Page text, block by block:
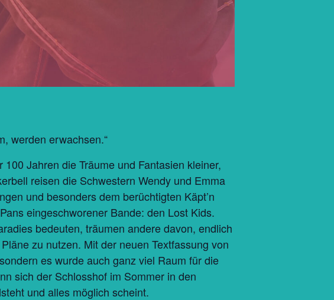
werden erwachsen.“
Jahren die Träume und Fantasien kleiner,
reisen die Schwestern Wendy und Emma
und besonders dem berüchtigten Käpt’n
eingeschworener Bande: den Lost Kids.
bedeuten, träumen andere davon, endlich
zu nutzen. Mit der neuen Textfassung von
es wurde auch ganz viel Raum für die
sich der Schlosshof im Sommer in den
und alles möglich scheint.